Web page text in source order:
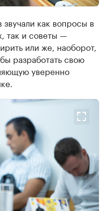
как вопросы в
так и советы —
или же, наоборот,
разработать свою
уверенно